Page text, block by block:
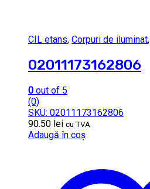
CIL etans, Corpuri de iluminat,
02011173162806
0 out of 5
(0)
SKU: 02011173162806
90.50 lei cu TVA
Adaugă în coș